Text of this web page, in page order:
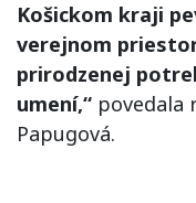
Košickom kraji
verejnom
prirodzenej
umení,“ povedala
Papugová.